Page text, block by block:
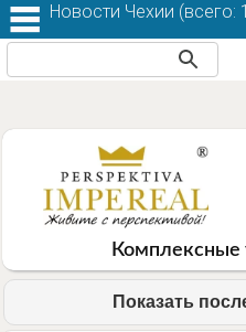
Комплексные
Показать
Новости Чехии (всего: